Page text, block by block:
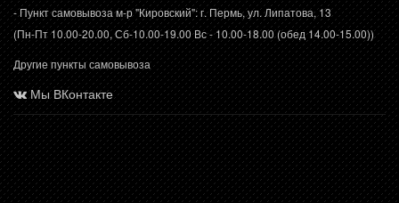
- Пункт самовывоза м-р "Кировский": г. Пермь, ул. Липатова, 13
(Пн-Пт 10.00-20.00, Сб-10.00-19.00 Вс - 10.00-18.00 (обед 14.00-15.00))
Другие пункты самовывоза
Мы ВКонтакте